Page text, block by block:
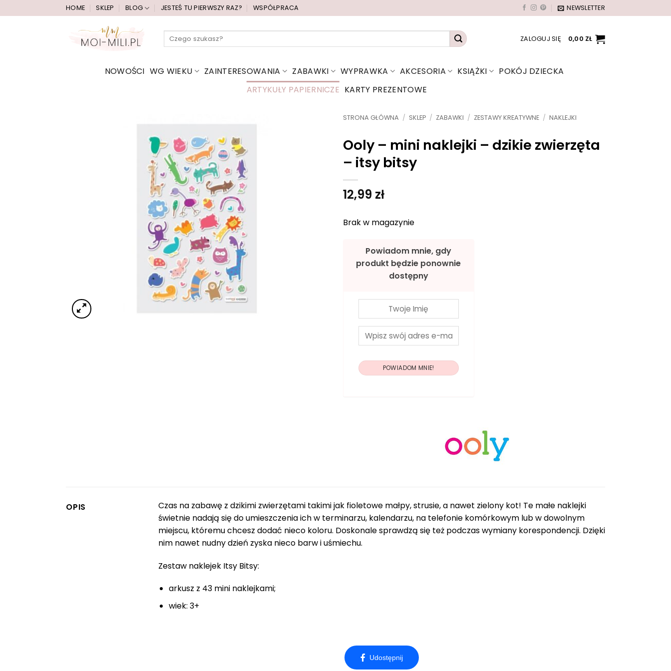
do
HOME SKLEP BLOG JESTEŚ TU PIERWSZY RAZ? WSPÓŁPRACA NEWSLETTER
Szukaj: ZALOGUJ SIĘ 0,00 ZŁ
NOWOŚCI WG WIEKU ZAINTERESOWANIA ZABAWKI WYPRAWKA AKCESORIA KSIĄŻKI
POKÓJ DZIECKA
ARTYKUŁY PAPIERNICZE KARTY PREZENTOWE
STRONA GŁÓWNA / SKLEP / ZABAWKI / ZESTAWY KREATYWNE / NAKLEJKI
Ooly – mini naklejki – dzikie zwierzęta
– itsy bitsy
12,99 zł
Brak w magazynie
Powiadom mnie, gdy
produkt będzie ponownie
dostępny
OPIS
Czas na zabawę z dzikimi zwierzętami takimi jak fioletowe małpy, strusie, a nawet zielony kot! Te małe naklejki
świetnie nadają się do umieszczenia ich w terminarzu, kalendarzu, na telefonie komórkowym lub w dowolnym
miejscu, któremu chcesz dodać nieco koloru. Doskonale sprawdzą się też podczas wymiany korespondencji. Dzięki
nim nawet nudny dzień zyska nieco barw i uśmiechu.
Zestaw naklejek Itsy Bitsy:
arkusz z 43 mini naklejkami;
wiek: 3+